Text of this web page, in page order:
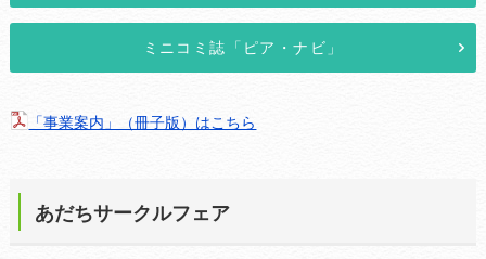
ミニコミ誌「ピア・ナビ」
「事業案内」（冊子版）はこちら
あだちサークルフェア